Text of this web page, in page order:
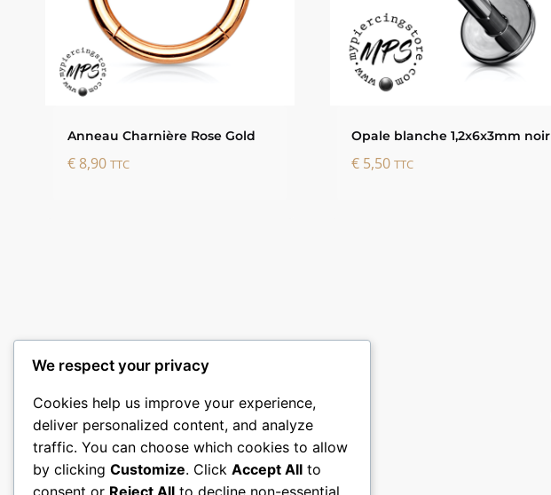
Anneau Charnière Rose Gold
€8,90 TTC
Opale blanche 1,2x6x3mm noir
€ 5,50 TTC
We respect your privacy
Cookies help us improve your experience,
deliver personalized content, and analyze
traffic. You can choose which cookies to allow
by clicking Customize. Click Accept All to